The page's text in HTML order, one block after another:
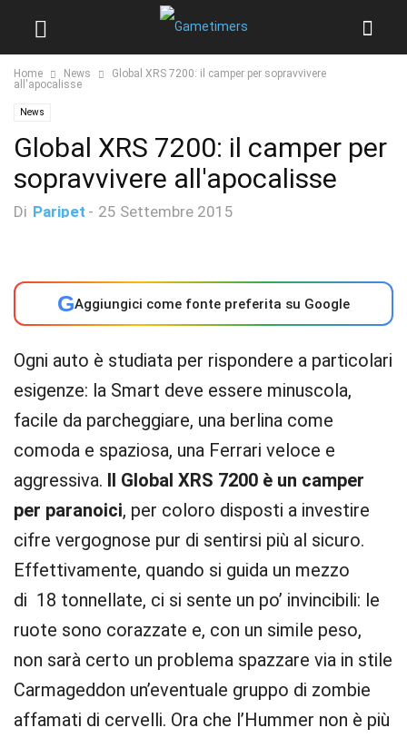
Home News
Global XRS 7200: il camper per sopravvivere
all'apocalisse
News
Global XRS 7200: il camper per
sopravvivere all'apocalisse
Di Paripet - 25 Settembre 2015
GAggiungici come fonte preferita su Google
Ogni auto è studiata per rispondere a particolari
esigenze: la Smart deve essere minuscola,
facile da parcheggiare, una berlina come
comoda e spaziosa, una Ferrari veloce e
aggressiva. Il Global XRS 7200 è un camper
per paranoici, per coloro disposti a investire
cifre vergognose pur di sentirsi più al sicuro.
Effettivamente, quando si guida un mezzo
di 18 tonnellate, ci si sente un po’ invincibili: le
ruote sono corazzate e, con un simile peso,
non sarà certo un problema spazzare via in stile
Carmageddon un’eventuale gruppo di zombie
affamati di cervelli. Ora che l’Hummer non è più